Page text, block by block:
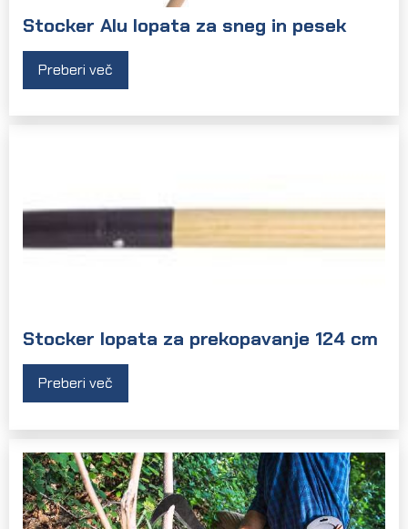
Stocker Alu lopata za sneg in pesek
Preberi več
Stocker lopata za prekopavanje 124 cm
Preberi več